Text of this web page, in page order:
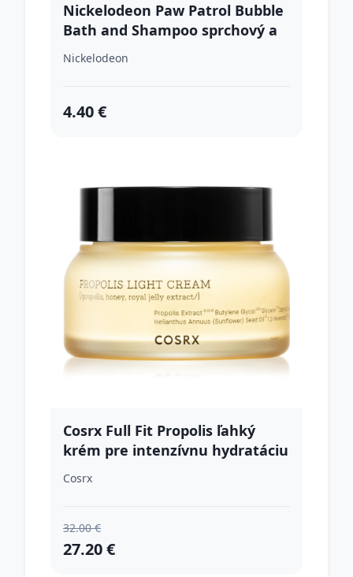
Nickelodeon Paw Patrol Bubble
Bath and Shampoo sprchový a
kúpeľový gél 475 ml
Nickelodeon
4.40 €
Cosrx Full Fit Propolis ľahký
krém pre intenzívnu hydratáciu
pleti 65 ml
Cosrx
32.00 €
27.20 €